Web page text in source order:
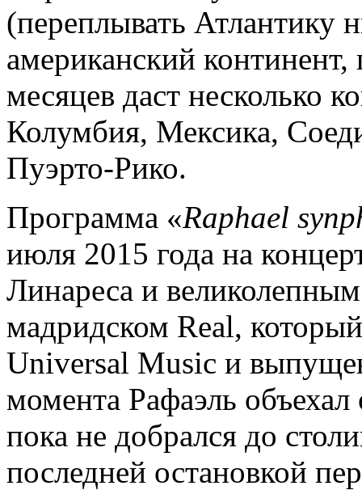
(переплывать Атлантику
американский
месяцев даст несколько
Колумбия, Мексика,
Пуэрто-Рико.
Программа «Raphael
июля 2015 года на
Линареса и
мадридском Real,
Universal Music и
момента Рафаэль
пока не добрался до
последней остановкой